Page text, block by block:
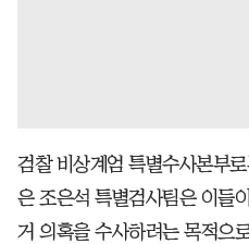
검찰 비상계엄 특별수사본부
은 조은석 특별검사팀은 이들
거 의혹을 수사하려는 목적으